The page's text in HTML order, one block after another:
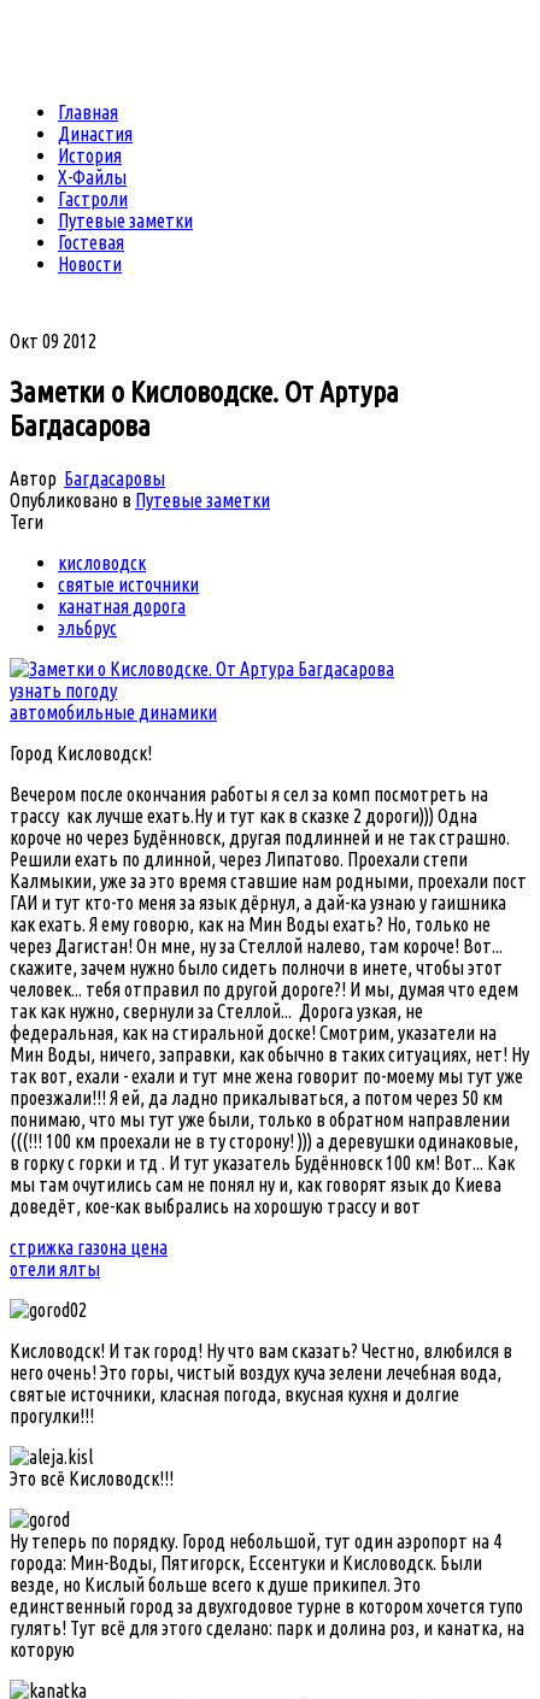
Главная
Династия
История
Х-Файлы
Гастроли
Путевые заметки
Гостевая
Новости
Окт 09 2012
Заметки о Кисловодске. От Артура
Багдасарова
Автор Багдасаровы
Опубликовано в Путевые заметки
Теги
кисловодск
святые источники
канатная дорога
эльбрус
узнать погоду
автомобильные динамики
Город Кисловодск!
Вечером после окончания работы я сел за комп посмотреть на
трассу как лучше ехать.Ну и тут как в сказке 2 дороги))) Одна
короче но через Будённовск, другая подлинней и не так страшно.
Решили ехать по длинной, через Липатово. Проехали степи
Калмыкии, уже за это время ставшие нам родными, проехали пост
ГАИ и тут кто-то меня за язык дёрнул, а дай-ка узнаю у гаишника
как ехать. Я ему говорю, как на Мин Воды ехать? Но, только не
через Дагистан! Он мне, ну за Стеллой налево, там короче! Вот...
скажите, зачем нужно было сидеть полночи в инете, чтобы этот
человек... тебя отправил по другой дороге?! И мы, думая что едем
так как нужно, свернули за Стеллой... Дорога узкая, не
федеральная, как на стиральной доске! Смотрим, указатели на
Мин Воды, ничего, заправки, как обычно в таких ситуациях, нет! Ну
так вот, ехали - ехали и тут мне жена говорит по-моему мы тут уже
проезжали!!! Я ей, да ладно прикалываться, а потом через 50 км
понимаю, что мы тут уже были, только в обратном направлении
(((!!! 100 км проехали не в ту сторону! ))) а деревушки одинаковые,
в горку с горки и тд . И тут указатель Будённовск 100 км! Вот... Как
мы там очутились сам не понял ну и, как говорят язык до Киева
доведёт, кое-как выбрались на хорошую трассу и вот
стрижка газона цена
отели ялты
Кисловодск! И так город! Ну что вам сказать? Честно, влюбился в
него очень! Это горы, чистый воздух куча зелени лечебная вода,
святые источники, класная погода, вкусная кухня и долгие
прогулки!!!
Это всё Кисловодск!!!
Ну теперь по порядку. Город небольшой, тут один аэропорт на 4
города: Мин-Воды, Пятигорск, Ессентуки и Кисловодск. Были
везде, но Кислый больше всего к душе прикипел. Это
единственный город за двухгодовое турне в котором хочется тупо
гулять! Тут всё для этого сделано: парк и долина роз, и канатка, на
которую